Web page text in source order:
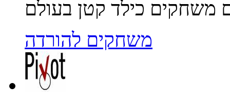
משחקים להורדה